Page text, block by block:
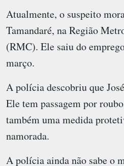
Atualmente, o suspeito
Tamandaré, na Região
(RMC). Ele saiu do
março.
A polícia descobriu que
Ele tem passagem por
também uma medida
namorada.
A polícia ainda não sabe o